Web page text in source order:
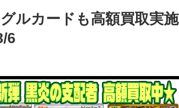
ルカードも高額買取実施
6